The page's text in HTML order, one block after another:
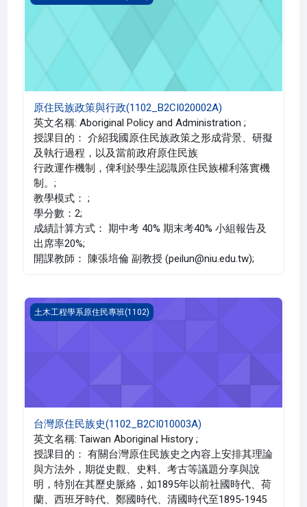
原住民族政策與行政(1102_B2CI020002A)
英文名稱: Aboriginal Policy and Administration ;
授課目的： 介紹我國原住民族政策之形成背景、研擬
及執行過程，以及當前政府原住民族
行政運作機制，俾利於學生認識原住民族權利落實機
制。;
教學模式： ;
學分數：2;
成績計算方式： 期中考 40% 期末考40% 小組報告及
出席率20%;
開課教師： 陳張培倫 副教授 (peilun@niu.edu.tw);
台灣原住民族史(1102_B2CI010003A)
土木工程學系原住民專班(1102)
台灣原住民族史(1102_B2CI010003A)
英文名稱: Taiwan Aboriginal History ;
授課目的： 有關台灣原住民族史之內容上安排其理論
與方法外，期從史觀、史料、考古等議題分享與說
明，特別在其歷史脈絡，如1895年以前社國時代、荷
蘭、西班牙時代、鄭國時代、清國時代至1895-1945